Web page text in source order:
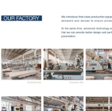
ZU
HAUSE
ZENCO.
All